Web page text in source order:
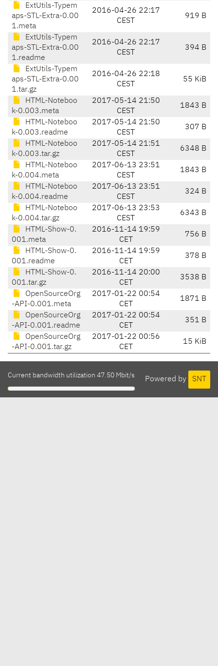
ExtUtils-Typem
aps-STL-Extra-0.00
1.meta
2016-04-26 22:17
CEST
919 B
ExtUtils-Typem
aps-STL-Extra-0.00
1.readme
2016-04-26 22:17
CEST
394 B
ExtUtils-Typem
aps-STL-Extra-0.00
1.tar.gz
2016-04-26 22:18
CEST
55 KiB
HTML-Noteboo
k-0.003.meta
2017-05-14 21:50
CEST
1843 B
HTML-Noteboo
k-0.003.readme
2017-05-14 21:50
CEST
307 B
HTML-Noteboo
k-0.003.tar.gz
2017-05-14 21:51
CEST
6348 B
HTML-Noteboo
k-0.004.meta
2017-06-13 23:51
CEST
1843 B
HTML-Noteboo
k-0.004.readme
2017-06-13 23:51
CEST
324 B
HTML-Noteboo
k-0.004.tar.gz
2017-06-13 23:53
CEST
6343 B
HTML-Show-0.
001.meta
2016-11-14 19:59
CET
756 B
HTML-Show-0.
001.readme
2016-11-14 19:59
CET
378 B
HTML-Show-0.
001.tar.gz
2016-11-14 20:00
CET
3538 B
OpenSourceOrg
-API-0.001.meta
2017-01-22 00:54
CET
1871 B
OpenSourceOrg
-API-0.001.readme
2017-01-22 00:54
CET
351 B
OpenSourceOrg
-API-0.001.tar.gz
2017-01-22 00:56
CET
15 KiB
Powered by SNT
Current bandwidth utilization 47.50 Mbit/s